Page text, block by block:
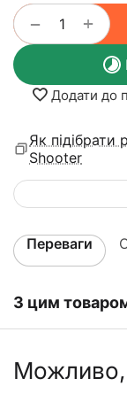
+
−
Додати до
Як підібрати
Shooter
Переваги
З цим
Можливо,